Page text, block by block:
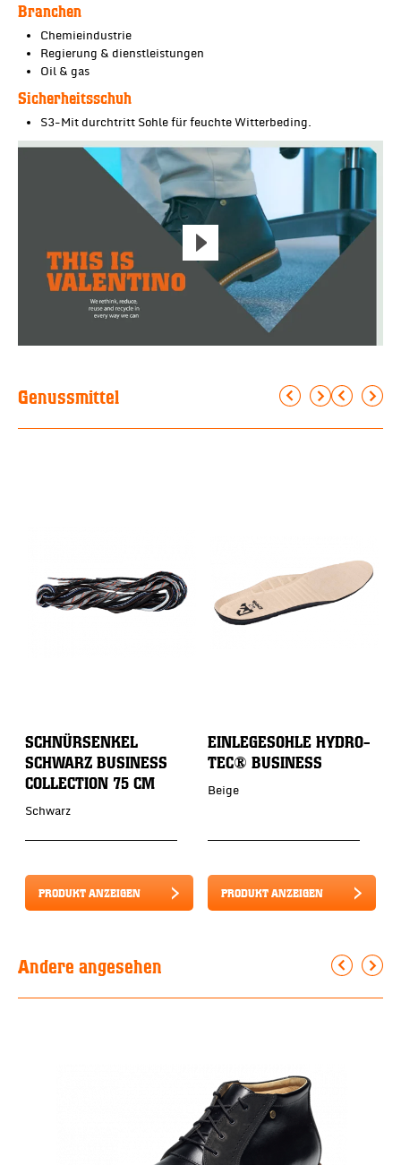
Branchen
Chemieindustrie
Regierung & dienstleistungen
Oil & gas
Sicherheitsschuh
S3-Mit durchtritt Sohle für feuchte Witterbeding.
Genussmittel
SCHNÜRSENKEL
SCHWARZ BUSINESS
COLLECTION 75 CM
Schwarz
PRODUKT ANZEIGEN
EINLEGESOHLE HYDRO-
TEC® BUSINESS
Beige
PRODUKT ANZEIGEN
Andere angesehen